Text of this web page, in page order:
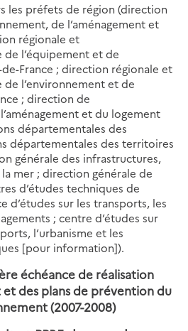
les préfets de région (direction
de l’aménagement et
régionale et
l’équipement et de
de-France ; direction régionale et
l’environnement et de
; direction de
et du logement
départementales des
départementales des territoires
générale des infrastructures,
mer ; direction générale de
d’études techniques de
d’études sur les transports, les
; centre d’études sur
l’urbanisme et les
[pour information]).
échéance de réalisation
des plans de prévention du
(2007-2008)